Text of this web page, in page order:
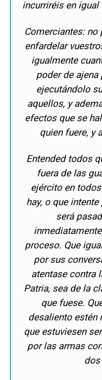
incurriréis en
Comerciantes: no
enfardelar
igualmente
poder de ajena
ejecutándolo
aquellos, y
efectos que se
quien fuere, y
Entended todos
fuera de las
ejército en
hay, o que
será
proceso. Que
por sus
atentase contra
Patria, sea de la
que fuese.
desaliento estén
que estuviesen
por las armas